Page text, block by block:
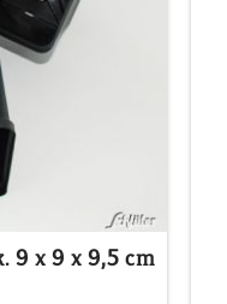
9 x 9 x 9,5 cm